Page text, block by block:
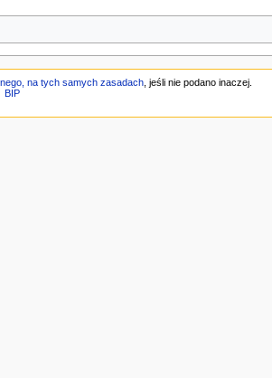
na tych samych zasadach, jeśli nie podano inaczej.
BIP